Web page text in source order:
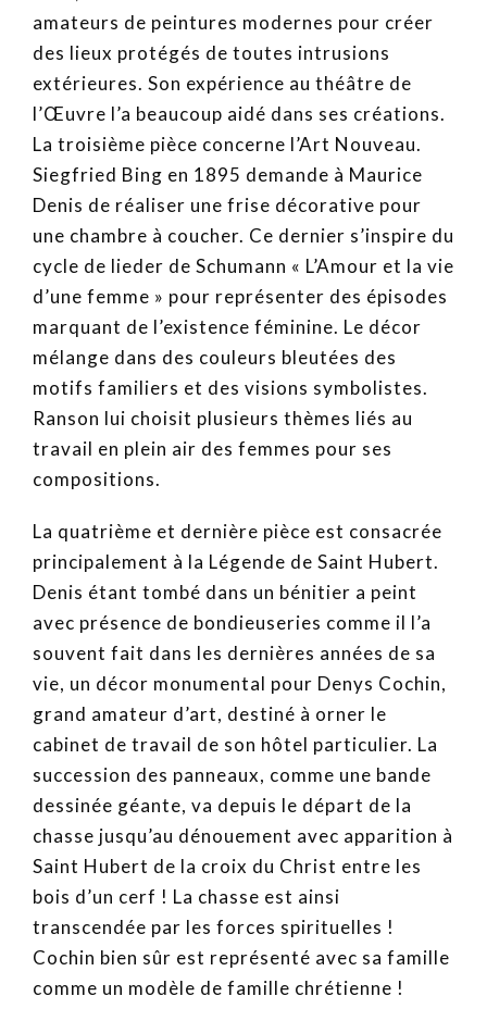
amateurs de peintures modernes pour créer
des lieux protégés de toutes intrusions
extérieures. Son expérience au théâtre de
l’Œuvre l’a beaucoup aidé dans ses créations.
La troisième pièce concerne l’Art Nouveau.
Siegfried Bing en 1895 demande à Maurice
Denis de réaliser une frise décorative pour
une chambre à coucher. Ce dernier s’inspire du
cycle de lieder de Schumann « L’Amour et la vie
d’une femme » pour représenter des épisodes
marquant de l’existence féminine. Le décor
mélange dans des couleurs bleutées des
motifs familiers et des visions symbolistes.
Ranson lui choisit plusieurs thèmes liés au
travail en plein air des femmes pour ses
compositions.
La quatrième et dernière pièce est consacrée
principalement à la Légende de Saint Hubert.
Denis étant tombé dans un bénitier a peint
avec présence de bondieuseries comme il l’a
souvent fait dans les dernières années de sa
vie, un décor monumental pour Denys Cochin,
grand amateur d’art, destiné à orner le
cabinet de travail de son hôtel particulier. La
succession des panneaux, comme une bande
dessinée géante, va depuis le départ de la
chasse jusqu’au dénouement avec apparition à
Saint Hubert de la croix du Christ entre les
bois d’un cerf ! La chasse est ainsi
transcendée par les forces spirituelles !
Cochin bien sûr est représenté avec sa famille
comme un modèle de famille chrétienne !